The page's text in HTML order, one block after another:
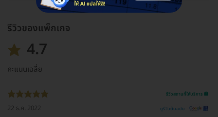
รีวิวของแพ็กเกจ
4.7
คะแนนเฉลี่ย
รีวิวสถานที่ให้บริการ 🏥
22 ธ.ค. 2022 ดูรีวิวต้นฉบับ